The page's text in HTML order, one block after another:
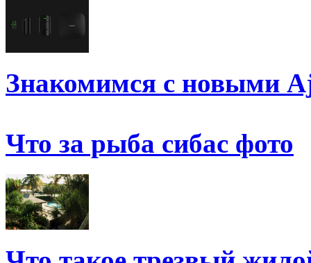
Знакомимся с новыми
Что за рыба сибас фото